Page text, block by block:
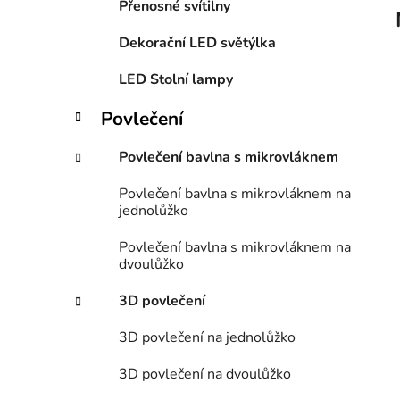
l
Přenosné svítilny
Dekorační LED světýlka
LED Stolní lampy
Povlečení
Povlečení bavlna s mikrovláknem
Povlečení bavlna s mikrovláknem na
jednolůžko
Povlečení bavlna s mikrovláknem na
dvoulůžko
3D povlečení
3D povlečení na jednolůžko
3D povlečení na dvoulůžko